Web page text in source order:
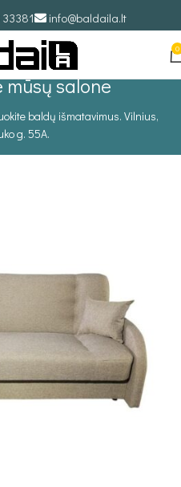
33381 info@baldaila.lt
0
salone
baldų išmatavimus. Vilnius,
g. 55A.